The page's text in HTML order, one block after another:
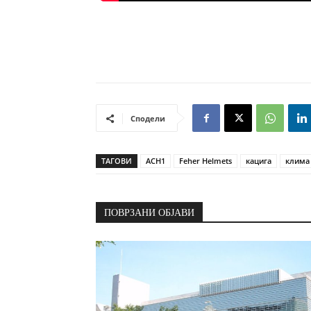
Сподели
ТАГОВИ ACH1 Feher Helmets кацига клима
ПОВРЗАНИ ОБЈАВИ